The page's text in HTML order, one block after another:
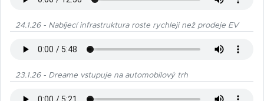
24.1.26 - Nabíjecí infrastruktura roste rychleji než prodeje EV
23.1.26 - Dreame vstupuje na automobilový trh